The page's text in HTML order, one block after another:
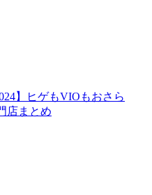
】ヒゲもVIOもおさら
店まとめ